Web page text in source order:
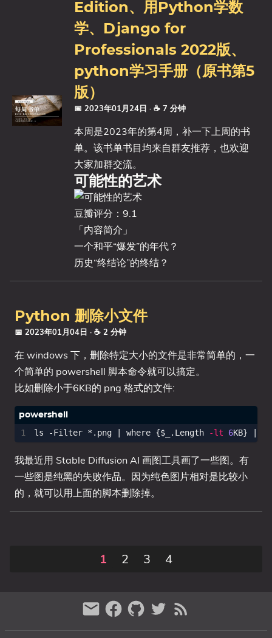
Edition、用Python学数
学、Django for
Professionals 2022版、
python学习手册（原书第5
版）
📅 2023年01月24日 · ☕ 7 分钟
本周是2023年的第4周，补一下上周的书
单。该书单书目均来自群友推荐，也欢迎
大家加群交流。
可能性的艺术
豆瓣评分：9.1
「内容简介」
一个和平“爆发”的年代？
历史“终结论”的终结？
Python 删除小文件
📅 2023年01月04日 · ☕ 2 分钟
在 windows 下，删除特定大小的文件是非常简单的，一
个简单的 powershell 脚本命令就可以搞定。
比如删除小于6KB的 png 格式的文件:
ls -Filter *. png where {$_ . Length -lt 6KB}
我最近用 Stable Diffusion AI 画图工具画了一些图。有
一些图是纯黑的失败作品。因为纯色图片相对是比较小
的，就可以用上面的脚本删除掉。
1 2 3 4